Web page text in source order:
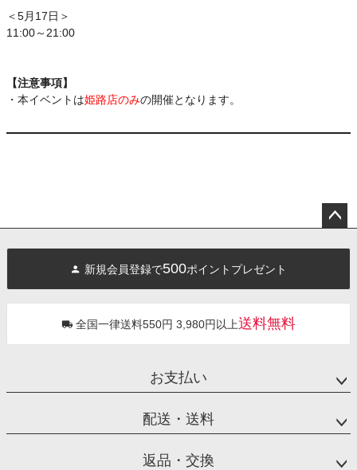
＜5月17日＞
11:00～21:00
【注意事項】
・本イベントは姫路店のみの開催となります。
へ
新規会員登録で500ポイントプレゼント
全国一律送料550円 3,980円以上送料無料
お支払い
配送・送料
返品・交換